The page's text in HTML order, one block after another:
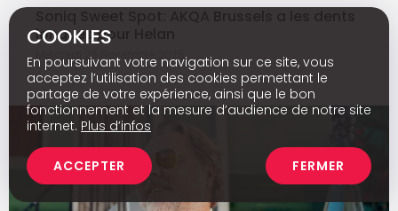
longues pour Helan
Mercredi 26 Novembre 2025
COOKIES
En poursuivant votre navigation sur ce site, vous
acceptez l’utilisation des cookies permettant le
partage de votre expérience, ainsi que le bon
fonctionnement et la mesure d’audience de notre site
internet. Plus d’infos
ACCEPTER FERMER